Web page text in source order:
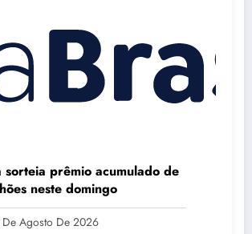
sorteia prêmio acumulado de
neste domingo
Agosto De 2026